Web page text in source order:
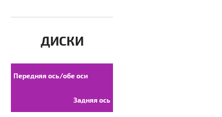
ДИСКИ
Передняя ось/обе оси
Задняя ось